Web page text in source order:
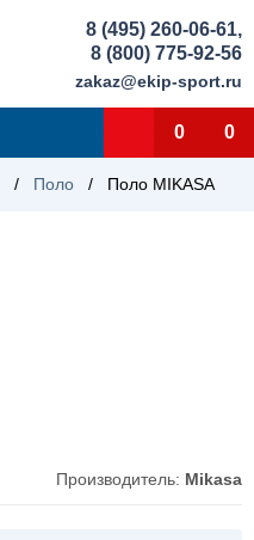
8 (495) 260-06-61,
8 (800) 775-92-56
zakaz@ekip-sport.ru
0 0
/ Поло / Поло MIKASA
Производитель: Mikasa